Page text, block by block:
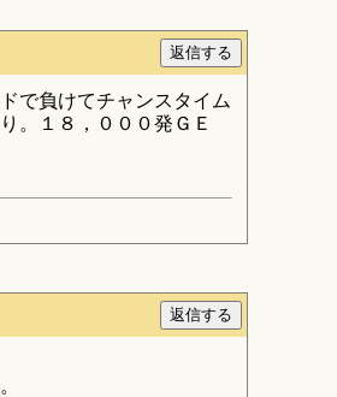
で負けてチャンスタイム
。１８，０００発ＧＥ